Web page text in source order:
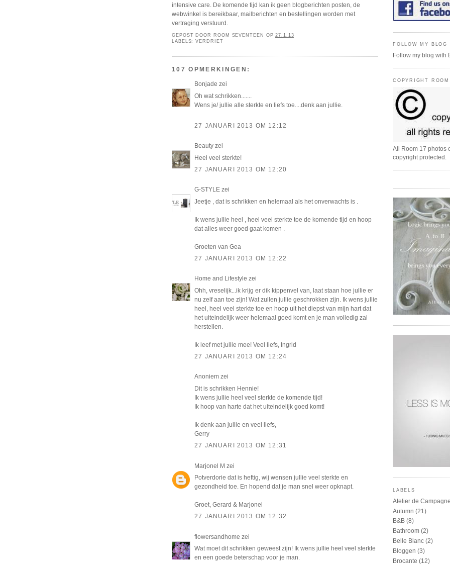
intensive care. De komende tijd kan ik geen blogberichten posten, de
webwinkel is bereikbaar, mailberichten en bestellingen worden met
vertraging verstuurd.
GEPOST DOOR ROOM SEVENTEEN OP27.1.13
LABELS:VERDRIET
107 OPMERKINGEN:
Bonjade zei
Oh wat schrikken.......
Wens je/ jullie alle sterkte en liefs toe....denk aan jullie.
27 JANUARI 2013 OM 12:12
Beauty zei
Heel veel sterkte!
27 JANUARI 2013 OM 12:20
G-STYLE zei
Jeetje , dat is schrikken en helemaal als het onverwachts is .
Ik wens jullie heel , heel veel sterkte toe de komende tijd en hoop
dat alles weer goed gaat komen .
Groeten van Gea
27 JANUARI 2013 OM 12:22
Home and Lifestyle zei
Ohh, vreselijk...ik krijg er dik kippenvel van, laat staan hoe jullie er
nu zelf aan toe zijn! Wat zullen jullie geschrokken zijn. Ik wens jullie
heel, heel veel sterkte toe en hoop uit het diepst van mijn hart dat
het uiteindelijk weer helemaal goed komt en je man volledig zal
herstellen.
Ik leef met jullie mee! Veel liefs, Ingrid
27 JANUARI 2013 OM 12:24
Anoniem zei
Dit is schrikken Hennie!
Ik wens jullie heel veel sterkte de komende tijd!
Ik hoop van harte dat het uiteindelijk goed komt!
Ik denk aan jullie en veel liefs,
Gerry
27 JANUARI 2013 OM 12:31
Marjonel M zei
Potverdorie dat is heftig, wij wensen jullie veel sterkte en
gezondheid toe. En hopend dat je man snel weer opknapt.
Groet, Gerard & Marjonel
27 JANUARI 2013 OM 12:32
flowersandhome zei
Wat moet dit schrikken geweest zijn! Ik wens jullie heel veel sterkte
en een goede beterschap voor je man.
FOLLOW MY
Follow my blog with
COPYRIGHT
All Room 17 photos
copyright protected.
LABELS
Atelier de
Autumn (21)
B&B (8)
Bathroom (2)
Belle Blanc (2)
Bloggen (3)
Brocante (12)